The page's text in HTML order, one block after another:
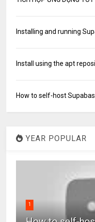
Installing and running
Install using the apt
How to self-host
YEAR POPULAR
1